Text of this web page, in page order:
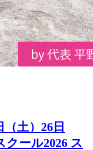
土）26日
クール2026 ス